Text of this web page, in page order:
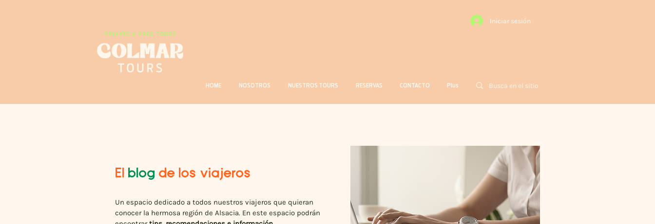
Iniciar sesión
HOME NOSOTROS NUESTROS TOURS RESERVAS CONTACTO Plus
El blog de los viajeros
Un espacio dedicado a todos nuestros viajeros que quieran
conocer la hermosa región de Alsacia. En este espacio podrán